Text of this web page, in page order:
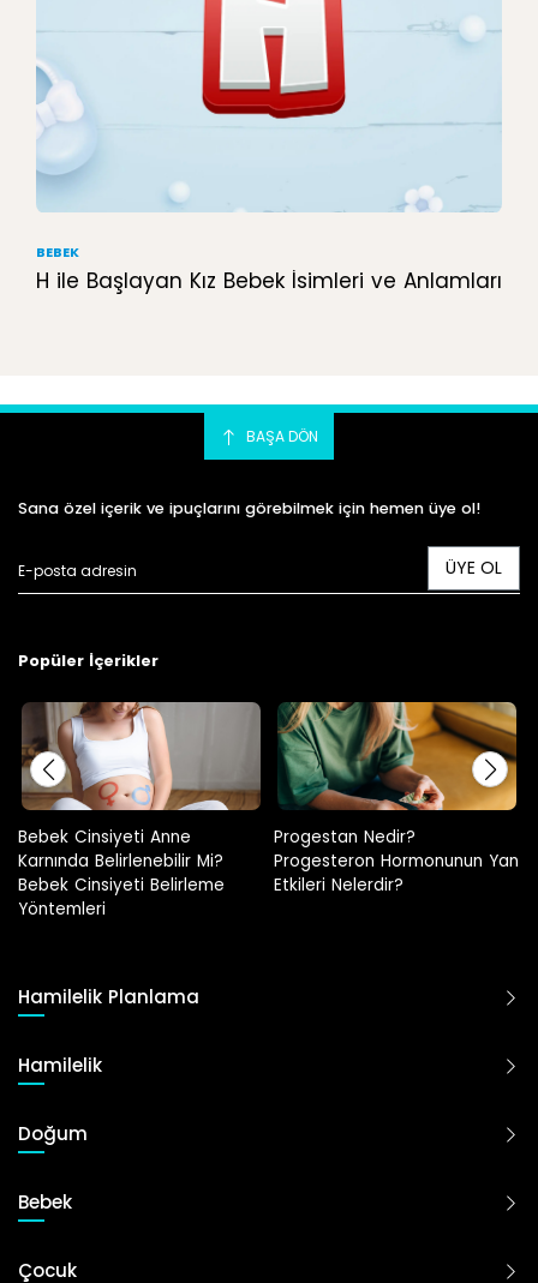
BEBEK
H ile Başlayan Kız Bebek İsimleri ve Anlamları
BAŞA DÖN
Sana özel içerik ve ipuçlarını görebilmek için hemen üye ol!
ÜYE OL
Popüler İçerikler
Progestan Nedir?
Progesteron Hormonunun Yan
Etkileri Nelerdir?
Hamilelikte Adet Görülür Mü?
Hamilelik Planlama
Hamilelik
Doğum
Bebek
Çocuk